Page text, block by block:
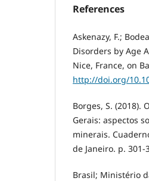
References
Askenazy, F.;
Disorders by Age
Nice, France, on
http://doi.org/
Borges, S. (2018).
Gerais: aspectos
minerais.
de Janeiro. p. 301-
Brasil; Ministério